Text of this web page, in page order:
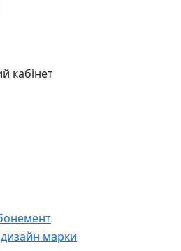
кабінет
марки